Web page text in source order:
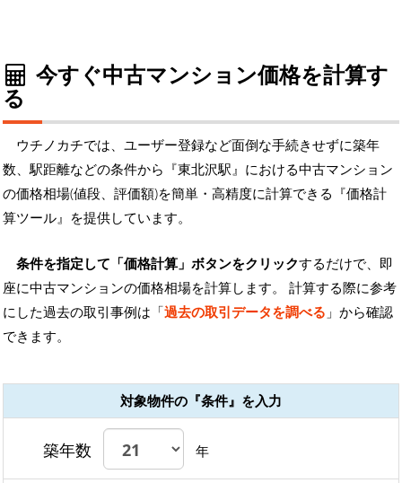
今すぐ中古マンション価格を計算す
る
ウチノカチでは、ユーザー登録など面倒な手続きせずに築年
数、駅距離などの条件から『東北沢駅』における中古マンション
の価格相場(値段、評価額)を簡単・高精度に計算できる『価格計
算ツール』を提供しています。
条件を指定して「価格計算」ボタンをクリックするだけで、即
座に中古マンションの価格相場を計算します。 計算する際に参考
にした過去の取引事例は「過去の取引データを調べる 」から確認
できます。
対象物件の『条件』を入力
築年数 年